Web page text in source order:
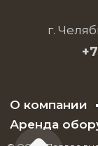
г.
О компании
Аренда